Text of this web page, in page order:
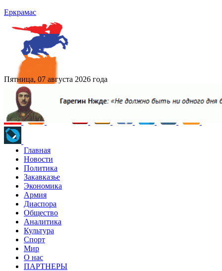
Еркрамас
Пятница, 07 августа 2026 года
Главная
Новости
Политика
Закавказье
Экономика
Армия
Диаспора
Общество
Аналитика
Культура
Спорт
Мир
О нас
ПАРТНЕРЫ